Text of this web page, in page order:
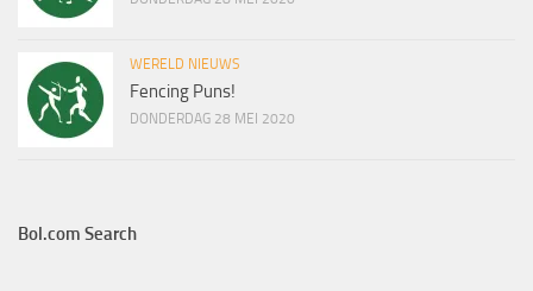
WERELD NIEUWS
Fencing Puns!
DONDERDAG 28 MEI 2020
Bol.com Search